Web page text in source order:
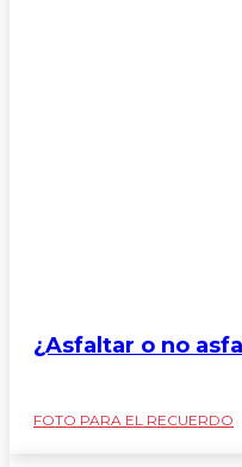
¿Asfaltar o no
FOTO PARA EL RECUERDO